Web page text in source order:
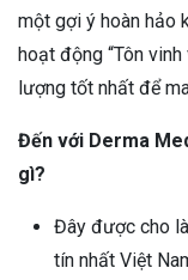
một gợi ý hoàn hảo
hoạt động “Tôn
lượng tốt nhất để
Đến với Derma
gì?
Đây được cho
tín nhất Việt